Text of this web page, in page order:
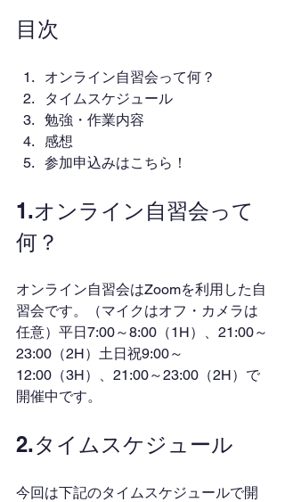
目次
オンライン自習会って何？
タイムスケジュール
勉強・作業内容
感想
参加申込みはこちら！
1.オンライン自習会って
何？
オンライン自習会はZoomを利用した自
習会です。（マイクはオフ・カメラは
任意）平日7:00～8:00（1H）、21:00～
23:00（2H）土日祝9:00～
12:00（3H）、21:00～23:00（2H）で
開催中です。
2.タイムスケジュール
今回は下記のタイムスケジュールで開